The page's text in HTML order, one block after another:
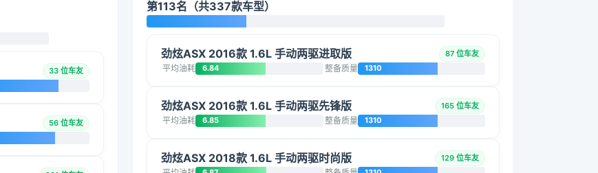
33 位车友
56 位车友
第113名（共337款车型）
劲炫ASX 2016款 1.6L 手动两驱进取版 87 位车友
平均油耗 6.84 整备质量 1310
劲炫ASX 2016款 1.6L 手动两驱先锋版 165 位车友
平均油耗 6.85 整备质量 1310
劲炫ASX 2018款 1.6L 手动两驱时尚版 129 位车友